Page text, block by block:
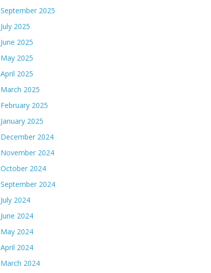
September 2025
July 2025
June 2025
May 2025
April 2025
March 2025
February 2025
January 2025
December 2024
November 2024
October 2024
September 2024
July 2024
June 2024
May 2024
April 2024
March 2024